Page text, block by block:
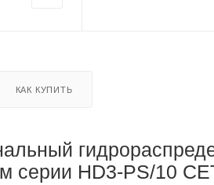
КАК КУПИТЬ
серии HD3-PS/10